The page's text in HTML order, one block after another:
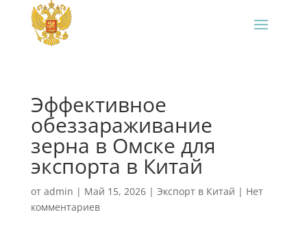
Эффективное
обеззараживание
зерна в Омске для
экспорта в Китай
от admin | Май 15, 2026| Экспорт в Китай | Нет
комментариев